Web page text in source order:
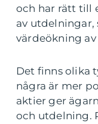
och har rätt till
av utdelningar,
värdeökning
Det finns olika
några är mer
aktier ger
och utdelning.